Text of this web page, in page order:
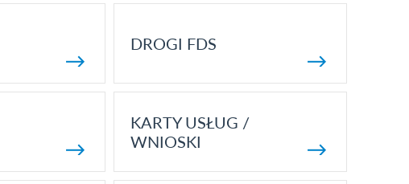
DROGI FDS
KARTY USŁUG /
WNIOSKI